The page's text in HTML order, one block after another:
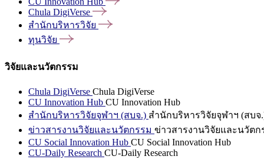
Chula DigiVerse
สำนักบริหารวิจัย
ทุนวิจัย
วิจัยและนวัตกรรม
Chula DigiVerse Chula DigiVerse
CU Innovation Hub CU Innovation Hub
สำนักบริหารวิจัยจุฬาฯ (สบจ.) สำนักบริหารวิจัยจุฬาฯ (สบจ
ข่าวสารงานวิจัยและนวัตกรรม ข่าวสารงานวิจัยและนวัตก
CU Social Innovation Hub CU Social Innovation Hub
CU-Daily Research CU-Daily Research